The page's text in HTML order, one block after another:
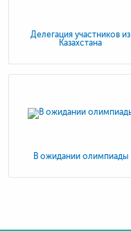
Делегация участников из
Казахстана
В ожидании олимпиады